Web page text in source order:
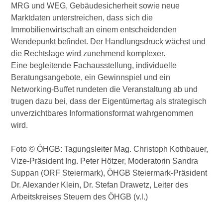
MRG und WEG, Gebäudesicherheit sowie neue
Marktdaten unterstreichen, dass sich die
Immobilienwirtschaft an einem entscheidenden
Wendepunkt befindet. Der Handlungsdruck wächst und
die Rechtslage wird zunehmend komplexer.
Eine begleitende Fachausstellung, individuelle
Beratungsangebote, ein Gewinnspiel und ein
Networking-Buffet rundeten die Veranstaltung ab und
trugen dazu bei, dass der Eigentümertag als strategisch
unverzichtbares Informationsformat wahrgenommen
wird.
Foto © ÖHGB: Tagungsleiter Mag. Christoph Kothbauer,
Vize-Präsident Ing. Peter Hötzer, Moderatorin Sandra
Suppan (ORF Steiermark), ÖHGB Steiermark-Präsident
Dr. Alexander Klein, Dr. Stefan Drawetz, Leiter des
Arbeitskreises Steuern des ÖHGB (v.l.)